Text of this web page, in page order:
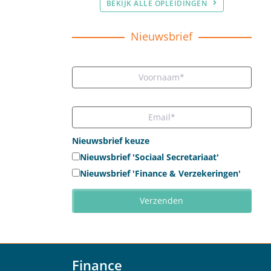
BEKIJK ALLE OPLEIDINGEN
Nieuwsbrief
Nieuwsbrief keuze
Nieuwsbrief 'Sociaal Secretariaat'
Nieuwsbrief 'Finance & Verzekeringen'
Finance